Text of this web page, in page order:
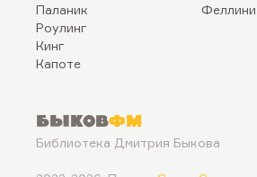
Паланик
Роулинг
Кинг
Капоте
Феллини
БыковФМ
Библиотека Дмитрия Быкова